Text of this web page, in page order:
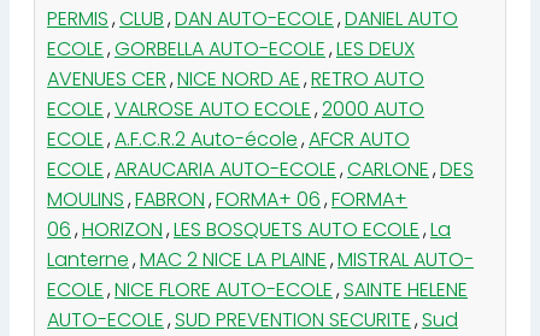
PERMIS,CLUB,DAN AUTO-ECOLE,DANIEL AUTO
ECOLE,GORBELLA AUTO-ECOLE,LES DEUX
AVENUES CER,NICE NORD AE,RETRO AUTO
ECOLE,VALROSE AUTO ECOLE,2000 AUTO
ECOLE,A.F.C.R.2 Auto-école,AFCR AUTO
ECOLE,ARAUCARIA AUTO-ECOLE,CARLONE,DES
MOULINS,FABRON,FORMA+ 06,FORMA+
06,HORIZON,LES BOSQUETS AUTO ECOLE,La
Lanterne,MAC 2 NICE LA PLAINE,MISTRAL AUTO-
ECOLE,NICE FLORE AUTO-ECOLE,SAINTE HELENE
AUTO-ECOLE,SUD PREVENTION SECURITE,Sud